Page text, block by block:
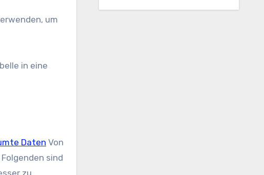
um
in eine
Daten Von
sind